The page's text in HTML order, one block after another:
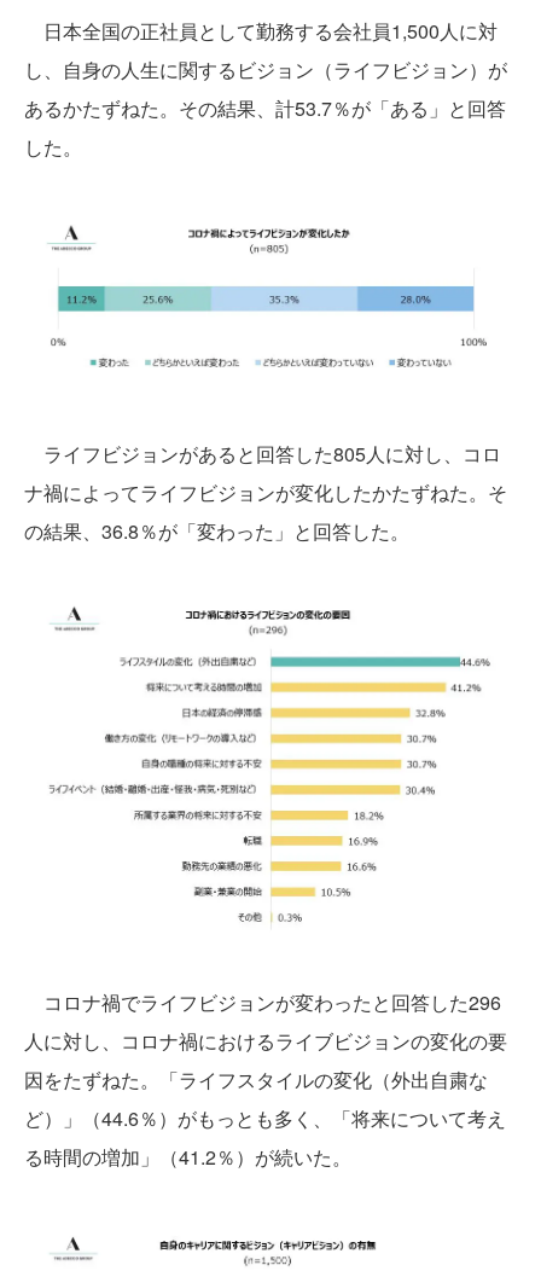
日本全国の正社員として勤務する会社員1,500人に対
し、自身の人生に関するビジョン（ライフビジョン）が
あるかたずねた。その結果、計53.7％が「ある」と回答
した。
ライフビジョンがあると回答した805人に対し、コロ
ナ禍によってライフビジョンが変化したかたずねた。そ
の結果、36.8％が「変わった」と回答した。
コロナ禍でライフビジョンが変わったと回答した296
人に対し、コロナ禍におけるライブビジョンの変化の要
因をたずねた。「ライフスタイルの変化（外出自粛な
ど）」（44.6％）がもっとも多く、「将来について考え
る時間の増加」（41.2％）が続いた。